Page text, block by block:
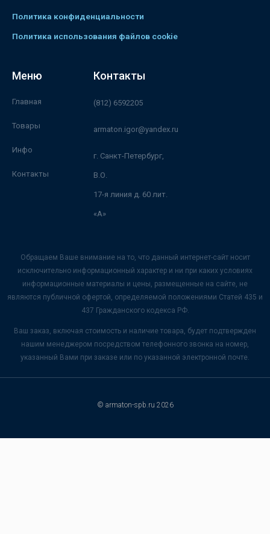
Политика конфиденциальности
Политика использования файлов cookie
Меню
Главная
Товары
Инфо
Контакты
Контакты
(812) 6592205
armaton.igor@yandex.ru
г. Санкт-Петербург,
В.О.
17-я линия д. 60 лит.
«А»
Обращаем Ваше внимание на то, что данный интернет-сайт носит
исключительно информационный характер и ни при каких условиях
информационные материалы и цены, размещенные на сайте, не
являются публичной офертой, определяемой положениями Статей 435 и
437 Гражданского кодекса РФ.
Ваш заказ, включая стоимость и наличие товара, будет подтвержден
нашим менеджером посредством телефонного звонка на номер,
указанный Вами при заказе или по указанной электронной почте.
© armaton-spb.ru 2026